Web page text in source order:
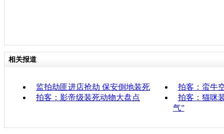
相关报道
监拍劫匪进店抢劫 保安倒地装死
拍客：蛮牛
拍客：影帝级装死动物大盘点
拍客：猫咪
气”